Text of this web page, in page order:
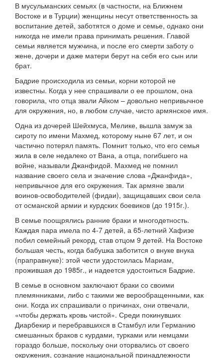
В мусульманских семьях (в частности, на Ближнем
Востоке и в Турции) женщины несут ответственность за
воспитание детей, заботятся о доме и семье, однако они
никогда не имели права принимать решения. Главой
семьи является мужчина, и после его смерти заботу о
жене, дочери и даже матери берут на себя его сын или
брат.
Бадрие происходила из семьи, корни которой не
известны. Когда у нее спрашивали о ее прошлом, она
говорила, что отца звали Айком – довольно непривычное
для окружения, но, в любом случае, чисто армянское имя.
Одна из дочерей Шейхмуса, Мелике, вышла замуж за
сироту по имени Махмед, которому ныне 67 лет, и он
частично потерял память. Помнит только, что его семья
жила в селе недалеко от Вана, а отца, погибшего на
войне, называли Джанфидой. Махмед не помнил
название своего села и значение слова «Джанфида»,
непривычное для его окружения. Так армяне звали
воинов-освободителей (фидаи), защищавших свои села
от османской армии и курдских боевиков (до 1915г.).
В семье поощрялись ранние браки и многодетность.
Каждая пара имела по 4-7 детей, а 65-летний Хафизе
побил семейный рекорд, став отцом 9 детей. На Востоке
большая честь, когда бабушка заботится о внуке внука
(праправнуке): этой чести удостоилась Мариам,
прожившая до 1985г., и надеется удостоиться Бадрие.
В семье в основном заключают браки со своими
племянниками, либо с такими же верообращенными, как
они. Когда их спрашивали о причинах, они отвечали,
«чтобы держать кровь чистой». Среди покинувших
Диарбекир и перебравшихся в Стамбул или Германию
смешанных браков с курдами, турками или немцами
гораздо больше, поскольку они оторвались от своего
окружения, сознание национальной принадлежности